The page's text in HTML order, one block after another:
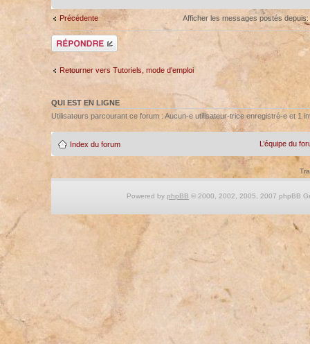
Précédente Afficher les messages postés depuis:
Répondre
Retourner vers Tutoriels, mode d'emploi
QUI EST EN LIGNE
Utilisateurs parcourant ce forum : Aucun-e utilisateur-trice enregistré-e et 1
Index du forum L’équipe du
Powered by phpBB © 2000, 2002, 2005, 2007 phpBB